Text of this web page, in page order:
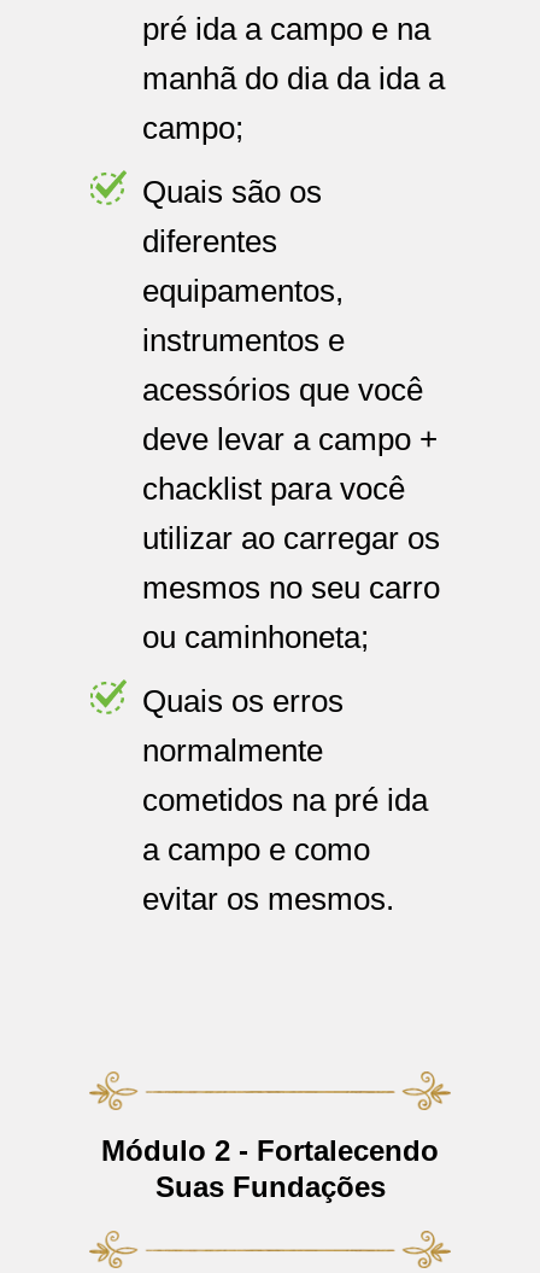
pré ida a campo e na
manhã do dia da ida a
campo;
Quais são os
diferentes
equipamentos,
instrumentos e
acessórios que você
deve levar a campo +
chacklist para você
utilizar ao carregar os
mesmos no seu carro
ou caminhoneta;
Quais os erros
normalmente
cometidos na pré ida
a campo e como
evitar os mesmos.
Módulo 2 - Fortalecendo
Suas Fundações